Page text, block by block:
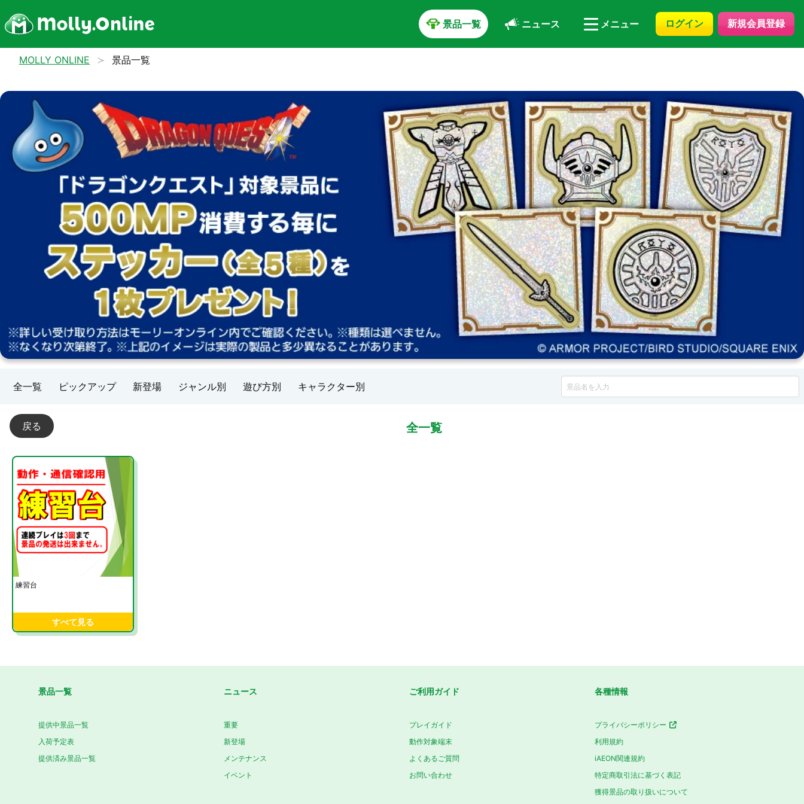
景品一覧 ニュース メニュー ログイン 新規会員登録
MOLLY ONLINE 景品一覧
全一覧 ピックアップ 新登場 ジャンル別 遊び方別 キャラクター別
戻る 全一覧
練習台
すべて見る
景品一覧
提供中景品一覧
入荷予定表
提供済み景品一覧
ニュース
重要
新登場
メンテナンス
イベント
ご利用ガイド
プレイガイド
動作対象端末
よくあるご質問
お問い合わせ
各種情報
プライバシーポリシー
利用規約
iAEON関連規約
特定商取引法に基づく表記
獲得景品の取り扱いについて